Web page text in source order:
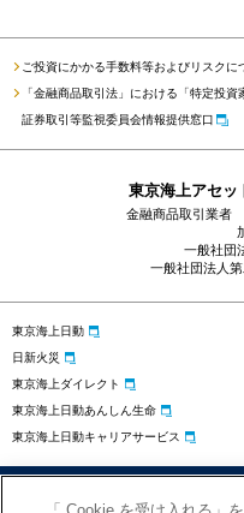
ご投資にかかる手数料等およびリスクに
「金融商品取引法」における「特定投
証券取引等監視委員会情報提供窓口
東京海上アセッ
金融商品取引業者
一般社団
一般社団法人
東京海上日動
日新火災
東京海上ダイレクト
東京海上日動あんしん生命
東京海上日動キャリアサービス